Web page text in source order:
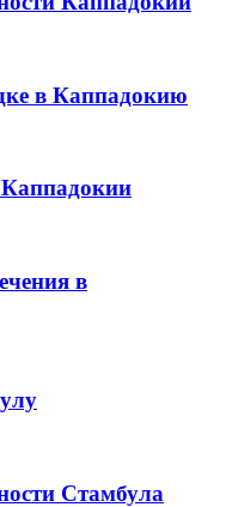
в Каппадокию
в
Стамбула